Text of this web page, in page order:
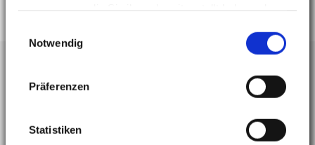
gesammelt haben.
Notwendig
Präferenzen
Statistiken